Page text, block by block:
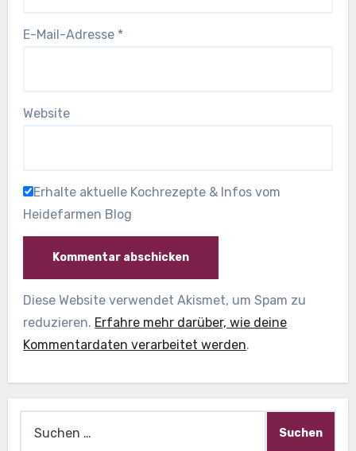
E-Mail-Adresse *
Website
Erhalte aktuelle Kochrezepte & Infos vom
Heidefarmen Blog
Diese Website verwendet Akismet, um Spam zu
reduzieren. Erfahre mehr darüber, wie deine
Kommentardaten verarbeitet werden.
nach: